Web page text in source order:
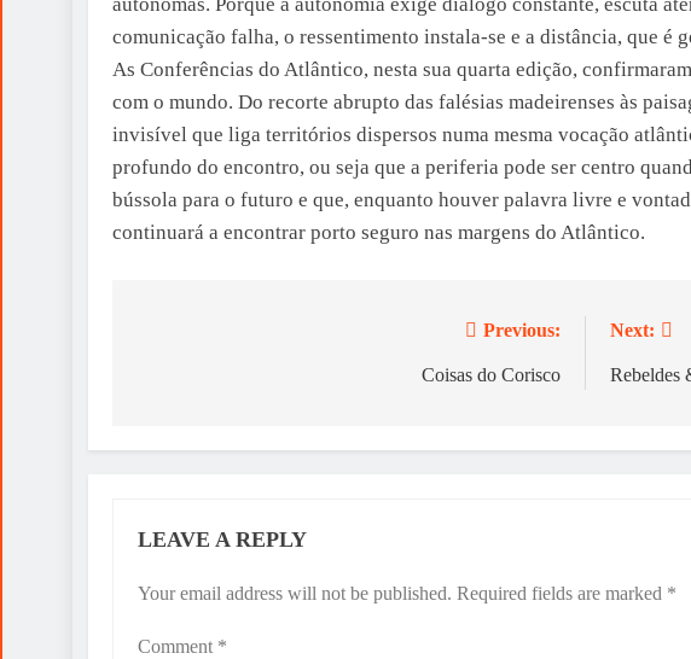
comunicação falha, o ressentimento instala-se e a distância, que é
As Conferências do Atlântico, nesta sua quarta edição,
com o mundo. Do recorte abrupto das falésias madeirenses às
invisível que liga territórios dispersos numa mesma vocação
profundo do encontro, ou seja que a periferia pode ser centro
bússola para o futuro e que, enquanto houver palavra livre e
continuará a encontrar porto seguro nas margens do Atlântico.
Previous:
Coisas do Corisco
Next:
Rebeldes
LEAVE A REPLY
Your email address will not be published. Required fields are marked *
Comment *